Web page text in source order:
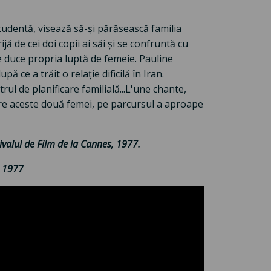
visează să-și părăsească familia
de cei doi copii ai săi și se confruntă cu
propria luptă de femeie. Pauline
ce a trăit o relație dificilă în Iran.
de planificare familială...L'une chante,
aceste două femei, pe parcursul a aproape
de Film de la Cannes, 1977.